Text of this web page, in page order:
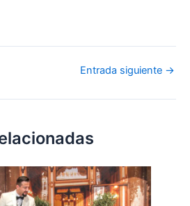
Entrada siguiente →